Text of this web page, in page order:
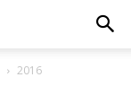
2016